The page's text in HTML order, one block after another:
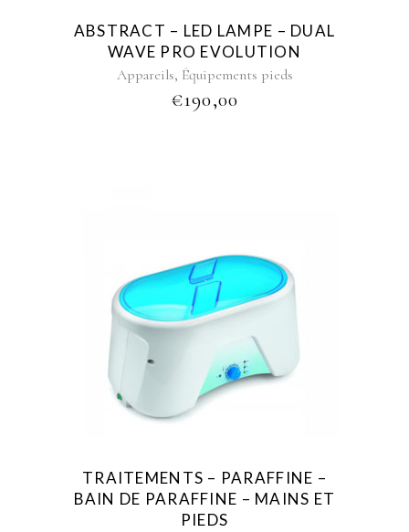
ABSTRACT – LED LAMPE – DUAL
WAVE PRO EVOLUTION
Appareils, Équipements pieds
€190,00
TRAITEMENTS – PARAFFINE –
BAIN DE PARAFFINE – MAINS ET
PIEDS